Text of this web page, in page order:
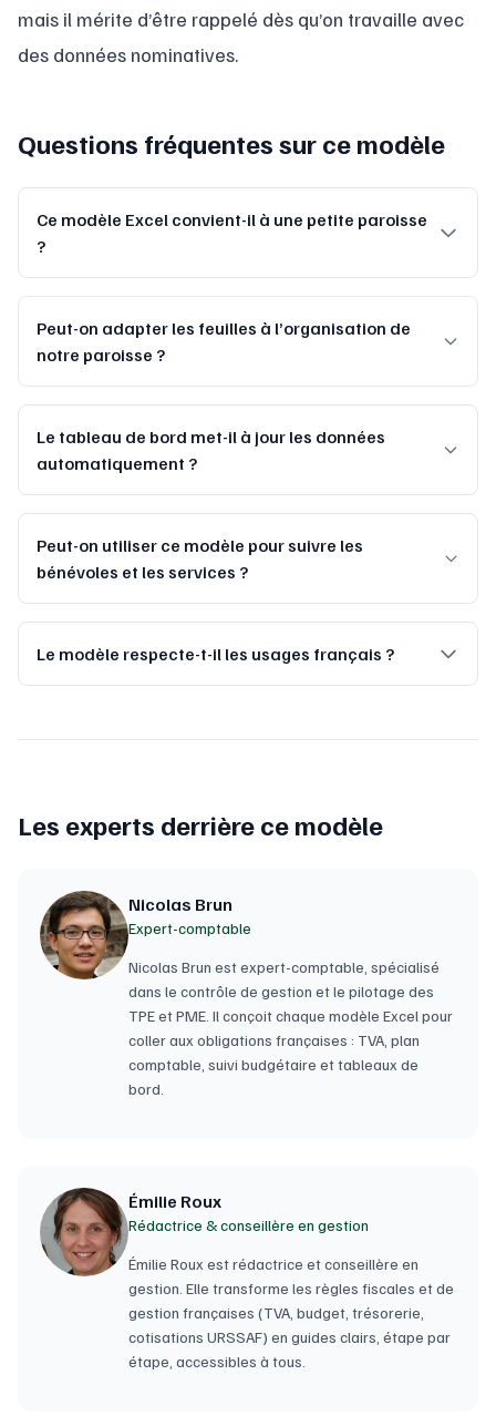
mais il mérite d’être rappelé dès qu’on travaille avec
des données nominatives.
Questions fréquentes sur ce modèle
Ce modèle Excel convient-il à une petite paroisse
?
Peut-on adapter les feuilles à l’organisation de
notre paroisse ?
Le tableau de bord met-il à jour les données
automatiquement ?
Peut-on utiliser ce modèle pour suivre les
bénévoles et les services ?
Le modèle respecte-t-il les usages français ?
Les experts derrière ce modèle
Nicolas Brun
Expert-comptable
Nicolas Brun est expert-comptable, spécialisé
dans le contrôle de gestion et le pilotage des
TPE et PME. Il conçoit chaque modèle Excel pour
coller aux obligations françaises : TVA, plan
comptable, suivi budgétaire et tableaux de
bord.
Émilie Roux
Rédactrice & conseillère en gestion
Émilie Roux est rédactrice et conseillère en
gestion. Elle transforme les règles fiscales et de
gestion françaises (TVA, budget, trésorerie,
cotisations URSSAF) en guides clairs, étape par
étape, accessibles à tous.